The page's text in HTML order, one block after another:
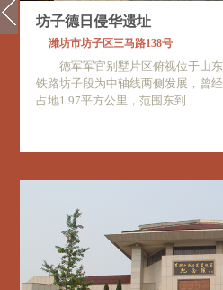
坊子德日侵华遗址
潍坊市坊子区三马路138号
德军军官别墅片区俯视位于山
铁路坊子段为中轴线两侧发展，曾
占地1.97平方公里，范围东到...